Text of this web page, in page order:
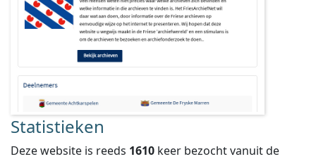
Statistieken
Deze website is reeds 1610 keer bezocht vanuit de